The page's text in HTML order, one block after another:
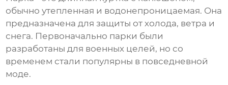
обычно утепленная и водонепроницаемая. Она
предназначена для защиты от холода, ветра и
снега. Первоначально парки были
разработаны для военных целей, но со
временем стали популярны в повседневной
моде.